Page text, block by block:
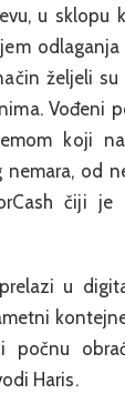
u sklopu
željeli
Vođeni
koji
nemara, od
čiji
u
počnu
Haris.